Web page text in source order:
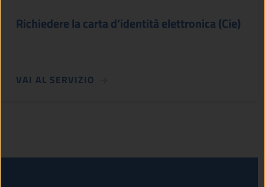
Richiedere la carta d’identità elettronica (Cie)
VAI AL SERVIZIO